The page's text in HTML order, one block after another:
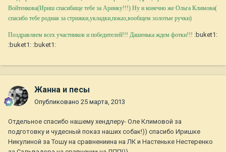
Войтенкова(Ириш спасибище тебе за Аринку!!!) Ну и конечно же Ольга Климова(
спасибо тебе родная за стрижки,укладки,показ,вообщем золотые ручки)
Поздравляем всех участников и победителей!!! Дашенька ждем фотки!!! :buket1:
:buket1: :buket1:
Жанна и песы
Опубликовано 25 марта, 2013
Отдельное спасибо нашему хендлеру- Оле Климовой за
подготовку и чудесный показ наших собак!)) спасибо Иришке
Никулиной за Тошу на сравнениина на ЛК и Настеньке Нестеренко